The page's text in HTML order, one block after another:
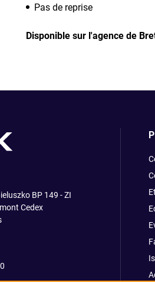
Pas de reprise
Disponible sur l'agence de
BP 149 - ZI
Cedex